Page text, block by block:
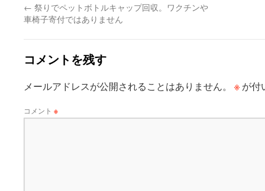
← 祭りでペットボトルキャップ回収。ワクチンや
車椅子寄付ではありません
コメントを残す
メールアドレスが公開されることはありません。 ※ が付
コメント ※